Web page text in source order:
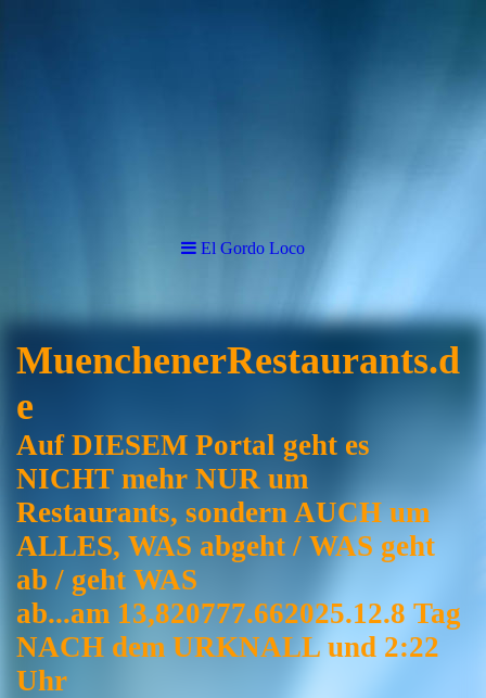
El Gordo Loco
MuenchenerRestaurants.d
e
Auf DIESEM Portal geht es
NICHT mehr NUR um
Restaurants, sondern AUCH um
ALLES, WAS abgeht / WAS geht
ab / geht WAS
ab...am 13,820777.662025.12.8 Tag
NACH dem URKNALL und 2:22
Uhr